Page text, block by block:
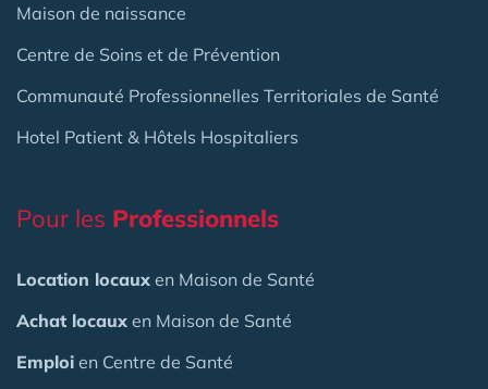
Maison de naissance
Centre de Soins et de Prévention
Communauté Professionnelles Territoriales de Santé
Hotel Patient & Hôtels Hospitaliers
Pour les Professionnels
Location locaux en Maison de Santé
Achat locaux en Maison de Santé
Emploi en Centre de Santé